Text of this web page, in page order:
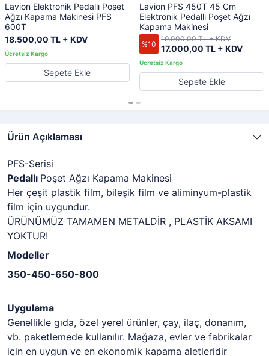
Lavion Elektronik Pedallı Poşet
Ağzı Kapama Makinesi PFS
600T
18.500,00 TL + KDV
Sepete Ekle
Lavion PFS 450T 45 Cm
Elektronik Pedallı Poşet Ağzı
Kapama Makinesi
%10 17.000,00 TL + KDV
19.000,00 TL + KDV
Sepete Ekle
Ürün Açıklaması
PFS-Serisi
Pedallı Poşet Ağzı Kapama Makinesi
Her çeşit plastik film, bileşik film ve aliminyum-plastik
film için uygundur.
ÜRÜNÜMÜZ TAMAMEN METALDİR , PLASTİK AKSAMI
YOKTUR!
Modeller
350-450-650-800
Uygulama
Genellikle gıda, özel yerel ürünler, çay, ilaç, donanım,
vb. paketlemede kullanılır. Mağaza, evler ve fabrikalar
için en uygun ve en ekonomik kapama aletleridir